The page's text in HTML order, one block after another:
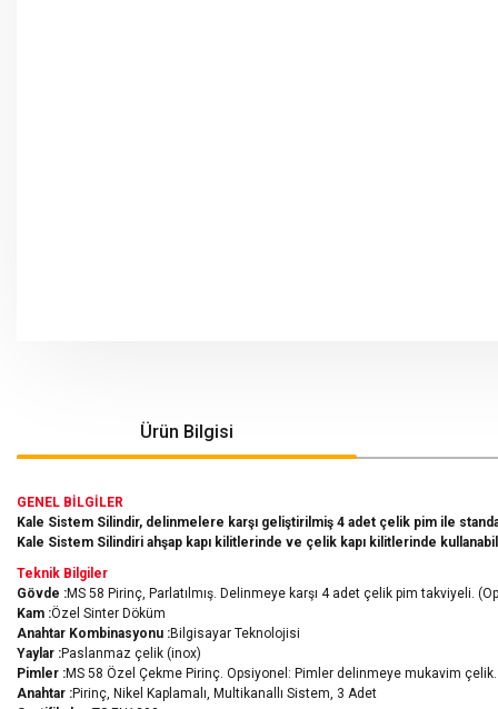
Ürün Bilgisi
GENEL BİLGİLER
Kale Sistem Silindir, delinmelere karşı geliştirilmiş 4 adet çelik pim ile
Kale Sistem Silindiri ahşap kapı kilitlerinde ve çelik kapı kilitlerinde
Teknik Bilgiler
Gövde :MS 58 Pirinç, Parlatılmış. Delinmeye karşı 4 adet çelik pim takviyeli.
Kam :Özel Sinter Döküm
Anahtar Kombinasyonu :Bilgisayar Teknolojisi
Yaylar :Paslanmaz çelik (inox)
Pimler :MS 58 Özel Çekme Pirinç. Opsiyonel: Pimler delinmeye mukavim çelik.
Anahtar :Pirinç, Nikel Kaplamalı, Multikanallı Sistem, 3 Adet